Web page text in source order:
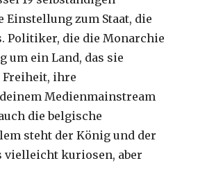
zum Staat, die
Politiker, die die Monarchie
um ein Land, das sie
Freiheit, ihre
Medienmainstream
die belgische
steht der König und der
vielleicht kuriosen, aber